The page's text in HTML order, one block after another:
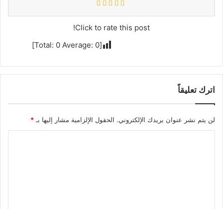
Click to rate this post!
[Total:
0Average: 0
]
اترك تعليقاً
لن يتم نشر عنوان بريدك الإلكتروني. الحقول الإلزامية مشار إليها بـ*